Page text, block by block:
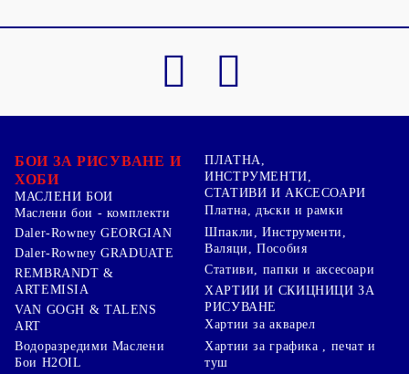
БОИ ЗА РИСУВАНЕ И
ХОБИ
МАСЛЕНИ БОИ
Маслени бои - комплекти
Daler-Rowney GEORGIAN
Daler-Rowney GRADUATE
REMBRANDT &
ARTEMISIA
VAN GOGH & TALENS
ART
Водоразредими Маслени
Бои H2OIL
ПЛАТНА,
ИНСТРУМЕНТИ,
СТАТИВИ И АКСЕСОАРИ
Платна, дъски и рамки
Шпакли, Инструменти,
Валяци, Пособия
Стативи, папки и аксесоари
ХАРТИИ И СКИЦНИЦИ ЗА
РИСУВАНЕ
Хартии за акварел
Хартии за графика , печат и
туш